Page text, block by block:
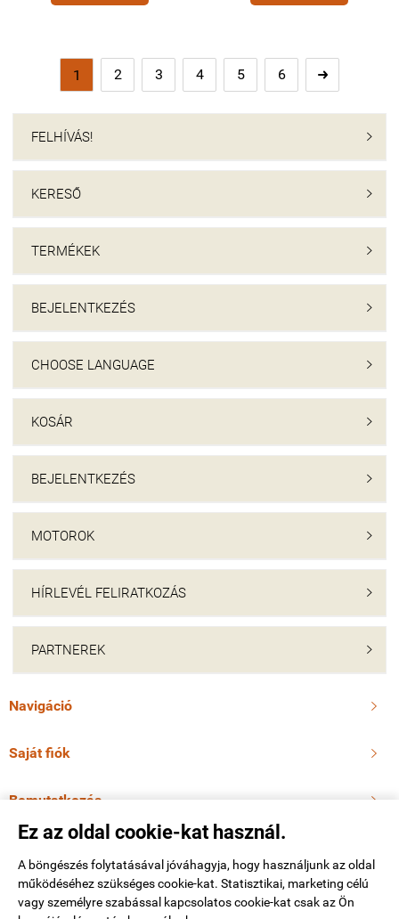
Ez az oldal cookie-kat használ.
A böngészés folytatásával jóváhagyja, hogy használjunk az oldal
működéséhez szükséges cookie-kat. Statisztikai, marketing célú
vagy személyre szabással kapcsolatos cookie-kat csak az Ön
1 2 3 4 5 6 
FELHÍVÁS! 
KERESŐ 
TERMÉKEK 
BEJELENTKEZÉS 
CHOOSE LANGUAGE 
KOSÁR 
BEJELENTKEZÉS 
MOTOROK 
HÍRLEVÉL FELIRATKOZÁS 
PARTNEREK 
Navigáció 
Saját fiók 
Bemutatkozás 
molnarmotor.hu -Molnár Pálné-ÁSZF-Adatkezelési tájékoztató